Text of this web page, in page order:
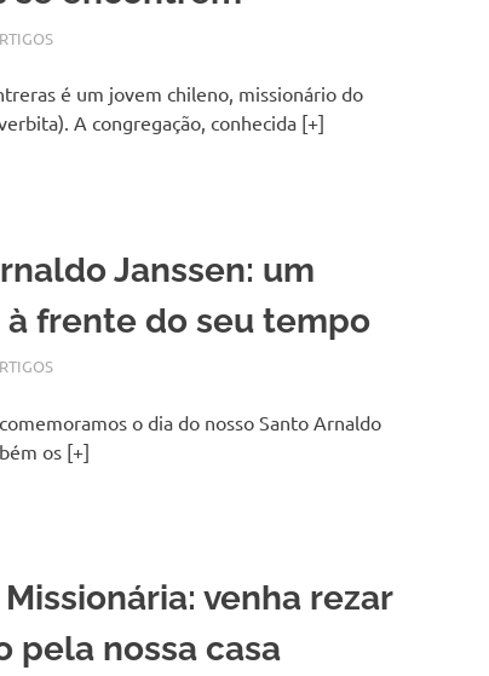
BRASIL
é um jovem chileno, missionário do
A congregação, conhecida [+]
Janssen: um
à frente do seu tempo
BRASIL
o dia do nosso Santo Arnaldo
os [+]
venha rezar
pela nossa casa